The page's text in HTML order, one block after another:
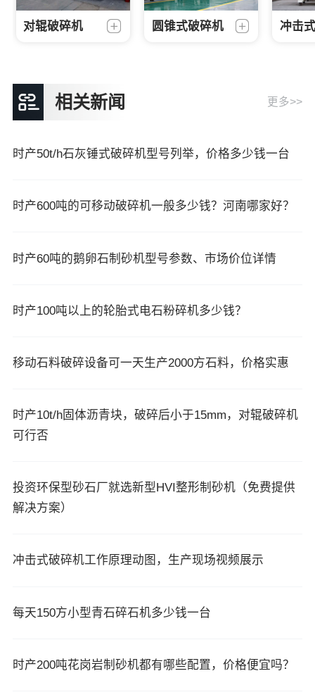
对辊破碎机 圆锥式破碎机 冲击
相关新闻 更多>>
时产50t/h石灰锤式破碎机型号列举，价格多少钱一台
时产600吨的可移动破碎机一般多少钱？河南哪家好？
时产60吨的鹅卵石制砂机型号参数、市场价位详情
时产100吨以上的轮胎式电石粉碎机多少钱？
移动石料破碎设备可一天生产2000方石料，价格实惠
时产10t/h固体沥青块，破碎后小于15mm，对辊破碎机
可行否
投资环保型砂石厂就选新型HVI整形制砂机（免费提供
解决方案）
冲击式破碎机工作原理动图，生产现场视频展示
每天150方小型青石碎石机多少钱一台
时产200吨花岗岩制砂机都有哪些配置，价格便宜吗？